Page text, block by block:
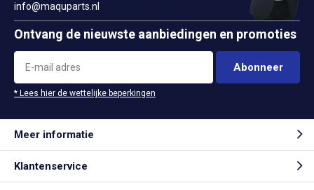
info@maquparts.nl
Ontvang de nieuwste aanbiedingen en promoties
Abonneer
* Lees hier de wettelijke beperkingen
Meer informatie
Klantenservice